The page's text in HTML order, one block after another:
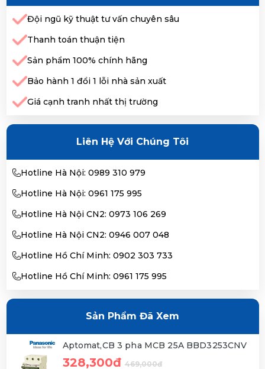
Đội ngũ kỹ thuật tư vấn chuyên sâu
Thanh toán thuận tiện
Sản phẩm 100% chính hãng
Bảo hành 1 đổi 1 lỗi nhà sản xuất
Giá cạnh tranh nhất thị trường
Liên Hệ Với Chúng Tôi
Hotline Hà Nội: 0989 310 979
Hotline Hà Nội: 0961 175 995
Hotline Hà Nội CN2: 0973 106 269
Hotline Hà Nội CN2: 0946 007 048
Hotline Hồ Chí Minh: 0902 303 733
Hotline Hồ Chí Minh: 0961 175 995
Sản Phẩm Đã Xem
Aptomat,CB 3 pha MCB 25A BBD3253CNV
328,300đ 469,000đ